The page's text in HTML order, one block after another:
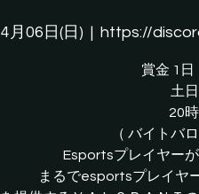
4月06日(日)
  |
https://
賞金 1日
土
20
（ バイトバ
Esportsプレイヤー
まるでesportsプレイヤ